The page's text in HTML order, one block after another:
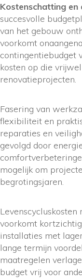
Kostenschatting en
succesvolle
van het gebouw
voorkomt
contingentiebudget
kosten op die
renovatieprojecten.
Fasering van
flexibiliteit en
reparaties en
gevolgd door
mogelijk om
begrotingsjaren.
voorkomt
installaties met
lange termijn
maatregelen
budget vrij voor